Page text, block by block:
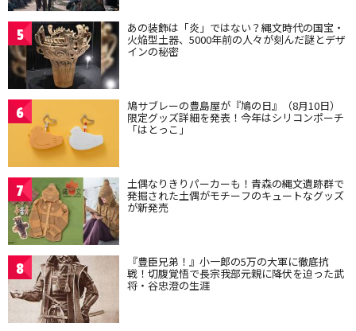
5 あの装飾は「炎」ではない？縄文時代の国宝・
火焔型土器、5000年前の人々が刻んだ謎とデザ
インの秘密
6 鳩サブレーの豊島屋が『鳩の日』（8月10日）
限定グッズ詳細を発表！今年はシリコンポーチ
「はとっこ」
7 土偶なりきりパーカーも！青森の縄文遺跡群で
発掘された土偶がモチーフのキュートなグッズ
が新発売
8 『豊臣兄弟！』小一郎の5万の大軍に徹底抗
戦！切腹覚悟で長宗我部元親に降伏を迫った武
将・谷忠澄の生涯